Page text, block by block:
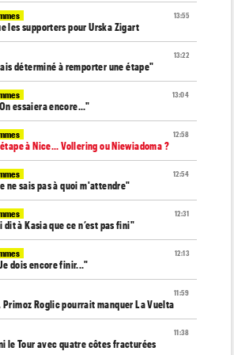
13:55
les supporters pour Urska Zigart
13:22
déterminé à remporter une étape"
13:04
essaiera encore..."
12:58
à Nice... Vollering ou Niewiadoma ?
12:54
ne sais pas à quoi m'attendre"
12:31
dit à Kasia que ce n’est pas fini"
12:13
dois encore finir..."
11:59
Primoz Roglic pourrait manquer La Vuelta
11:38
le Tour avec quatre côtes fracturées